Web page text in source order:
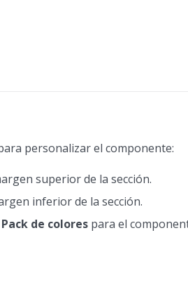
personalizar el componente:
superior de la sección.
inferior de la sección.
Pack de colores para el